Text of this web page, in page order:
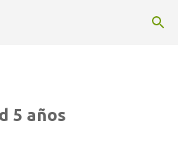
principal
5 años